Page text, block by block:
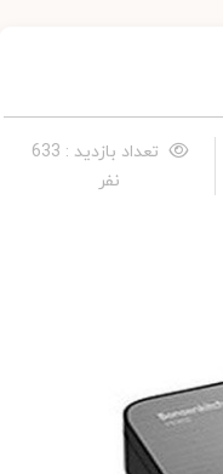
تعداد بازدید : 633
نفر